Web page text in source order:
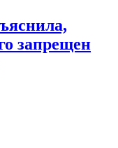
запрещен